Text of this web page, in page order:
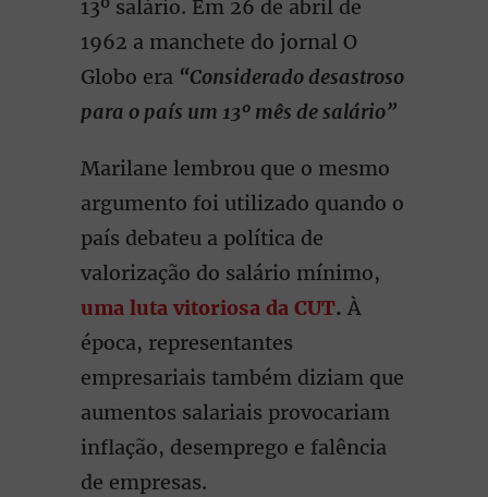
13º salário. Em 26 de abril de
1962 a manchete do jornal O
Globo era “Considerado desastroso
para o país um 13º mês de salário”
Marilane lembrou que o mesmo
argumento foi utilizado quando o
país debateu a política de
valorização do salário mínimo,
uma luta vitoriosa da CUT. À
época, representantes
empresariais também diziam que
aumentos salariais provocariam
inflação, desemprego e falência
de empresas.